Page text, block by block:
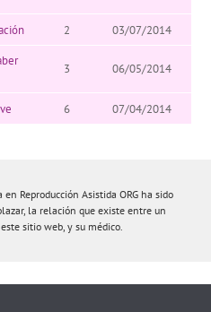
2
03/07/2014
3 06/05/2014
6 07/04/2014
Reproducción Asistida ORG ha sido
la relación que existe entre un
sitio web, y su médico.